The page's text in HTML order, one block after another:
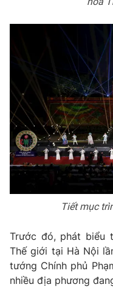
Tiết mục
Trước đó, phát biểu
Thế giới tại Hà Nội
tướng Chính phủ
nhiều địa phương